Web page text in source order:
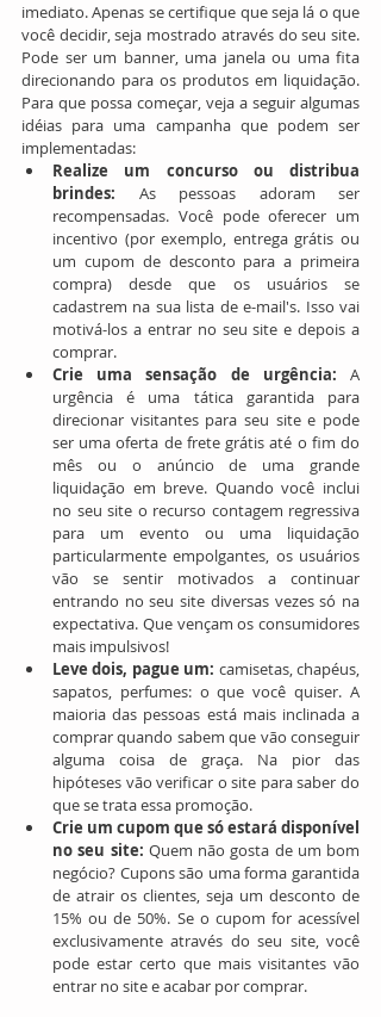
imediato. Apenas se certifique que seja lá o que
você decidir, seja mostrado através do seu site.
Pode ser um banner, uma janela ou uma fita
direcionando para os produtos em liquidação.
Para que possa começar, veja a seguir algumas
idéias para uma campanha que podem ser
implementadas:
Realize um concurso ou distribua
brindes: As pessoas adoram ser
recompensadas. Você pode oferecer um
incentivo (por exemplo, entrega grátis ou
um cupom de desconto para a primeira
compra) desde que os usuários se
cadastrem na sua lista de e-mail's. Isso vai
motivá-los a entrar no seu site e depois a
comprar.
Crie uma sensação de urgência: A
urgência é uma tática garantida para
direcionar visitantes para seu site e pode
ser uma oferta de frete grátis até o fim do
mês ou o anúncio de uma grande
liquidação em breve. Quando você inclui
no seu site o recurso contagem regressiva
para um evento ou uma liquidação
particularmente empolgantes, os usuários
vão se sentir motivados a continuar
entrando no seu site diversas vezes só na
expectativa. Que vençam os consumidores
mais impulsivos!
Leve dois, pague um: camisetas, chapéus,
sapatos, perfumes: o que você quiser. A
maioria das pessoas está mais inclinada a
comprar quando sabem que vão conseguir
alguma coisa de graça. Na pior das
hipóteses vão verificar o site para saber do
que se trata essa promoção.
Crie um cupom que só estará disponível
no seu site: Quem não gosta de um bom
negócio? Cupons são uma forma garantida
de atrair os clientes, seja um desconto de
15% ou de 50%. Se o cupom for acessível
exclusivamente através do seu site, você
pode estar certo que mais visitantes vão
entrar no site e acabar por comprar.